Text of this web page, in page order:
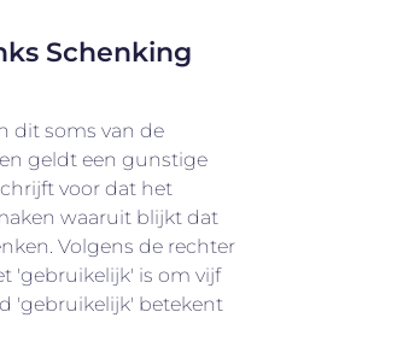
Schenking
dit soms van de
geldt een gunstige
voor dat het
waaruit blijkt dat
Volgens de rechter
'gebruikelijk' is om vijf
'gebruikelijk' betekent